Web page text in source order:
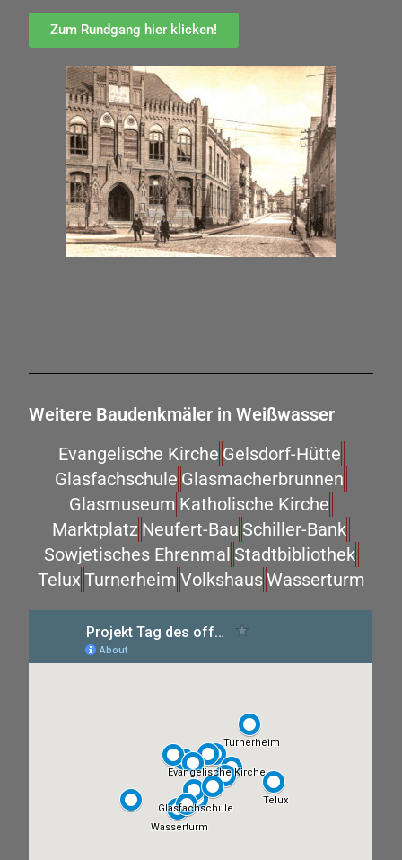
Zum Rundgang hier klicken!
Weitere Baudenkmäler in Weißwasser
Evangelische Kirche Gelsdorf-Hütte
Glasfachschule Glasmacherbrunnen
Glasmuseum Katholische Kirche
Marktplatz Neufert-Bau Schiller-Bank
Sowjetisches Ehrenmal Stadtbibliothek
TeluxTurnerheim VolkshausWasserturm